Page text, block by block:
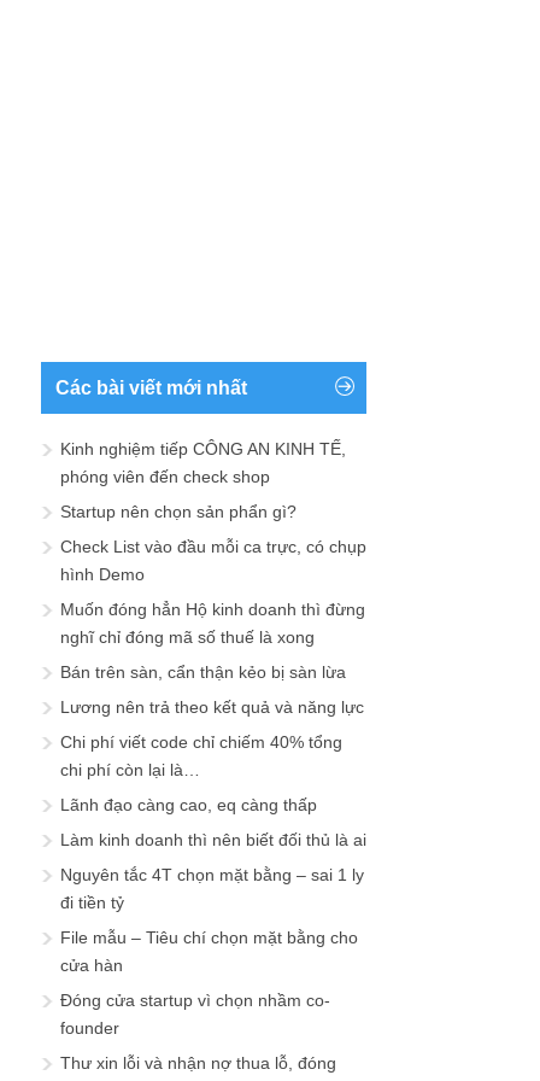
Các bài viết mới nhất
Kinh nghiệm tiếp CÔNG AN KINH TẾ,
phóng viên đến check shop
Startup nên chọn sản phẩn gì?
Check List vào đầu mỗi ca trực, có chụp
hình Demo
Muốn đóng hẳn Hộ kinh doanh thì đừng
nghĩ chỉ đóng mã số thuế là xong
Bán trên sàn, cẩn thận kẻo bị sàn lừa
Lương nên trả theo kết quả và năng lực
Chi phí viết code chỉ chiếm 40% tổng
chi phí còn lại là…
Lãnh đạo càng cao, eq càng thấp
Làm kinh doanh thì nên biết đối thủ là ai
Nguyên tắc 4T chọn mặt bằng – sai 1 ly
đi tiền tỷ
File mẫu – Tiêu chí chọn mặt bằng cho
cửa hàn
Đóng cửa startup vì chọn nhầm co-
founder
Thư xin lỗi và nhận nợ thua lỗ, đóng